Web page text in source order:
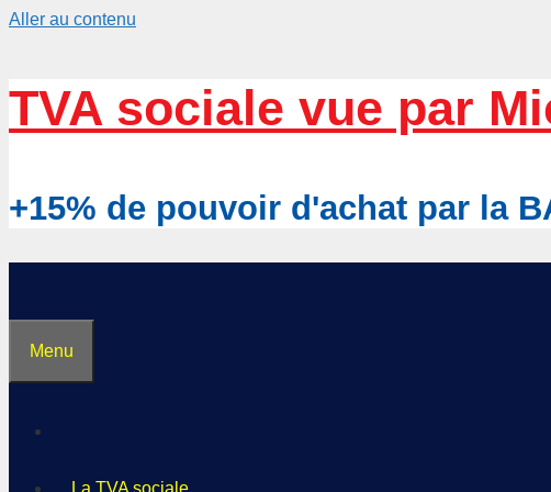
Aller au contenu
TVA sociale vue par
+15% de pouvoir d'achat par la
Menu
La TVA sociale